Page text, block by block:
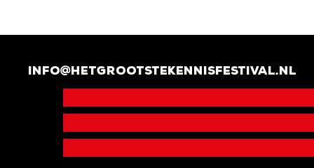
info@hetgrootstekennisfestival.nl